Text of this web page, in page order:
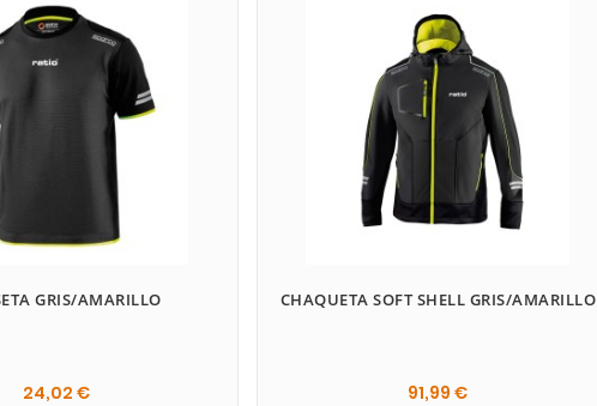
GRIS/AMARILLO
24,02 €
CHAQUETA SOFT SHELL GRIS/AMARILLO
91,99 €